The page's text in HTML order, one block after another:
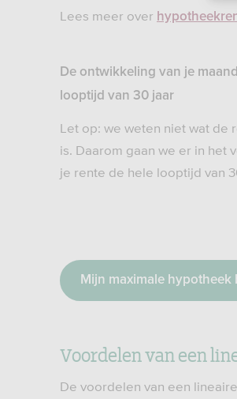
Lees meer over
De ontwikkeling van je
looptijd van 30 jaar
Let op: we weten niet wat de
is. Daarom gaan we er in het
je rente de hele looptijd van
Mijn maximale hypotheek
Voordelen van een
De voordelen van een